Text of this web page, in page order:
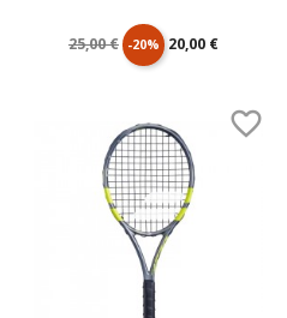
Prix
base
25,00 € -20% Prix
20,00 €
